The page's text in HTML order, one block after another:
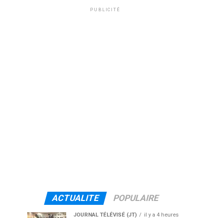
PUBLICITÉ
ACTUALITE POPULAIRE
JOURNAL TÉLÉVISÉ (JT) il y a 4 heures